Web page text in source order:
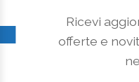
Ricevi
offerte e